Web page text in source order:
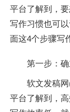
平台了解到，
写作习惯也可
面这4个步骤写
第一步：
软文发稿
平台了解到，